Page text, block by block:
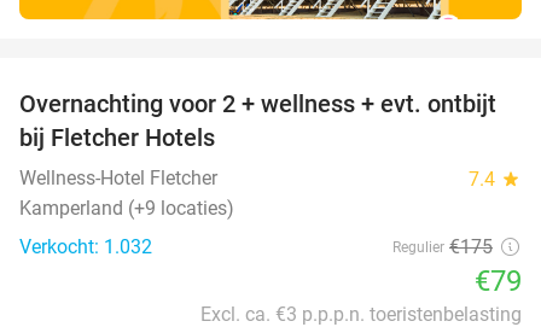
55%
Overnachting voor 2 + wellness + evt. ontbijt
bij Fletcher Hotels
Wellness-Hotel Fletcher 7.4 star
Kamperland (+9 locaties)
Verkocht: 1.032
Regulier €175
€79
Excl. ca. €3 p.p.p.n. toeristenbelasting